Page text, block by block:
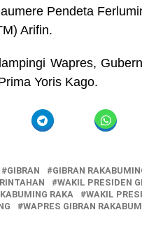
Pendeta
Arifin.
Wapres,
Yoris Kago.
GIBRAN GIBRAN
WAKIL PRESIDEN
RAKA
WAKIL
WAPRES GIBRAN